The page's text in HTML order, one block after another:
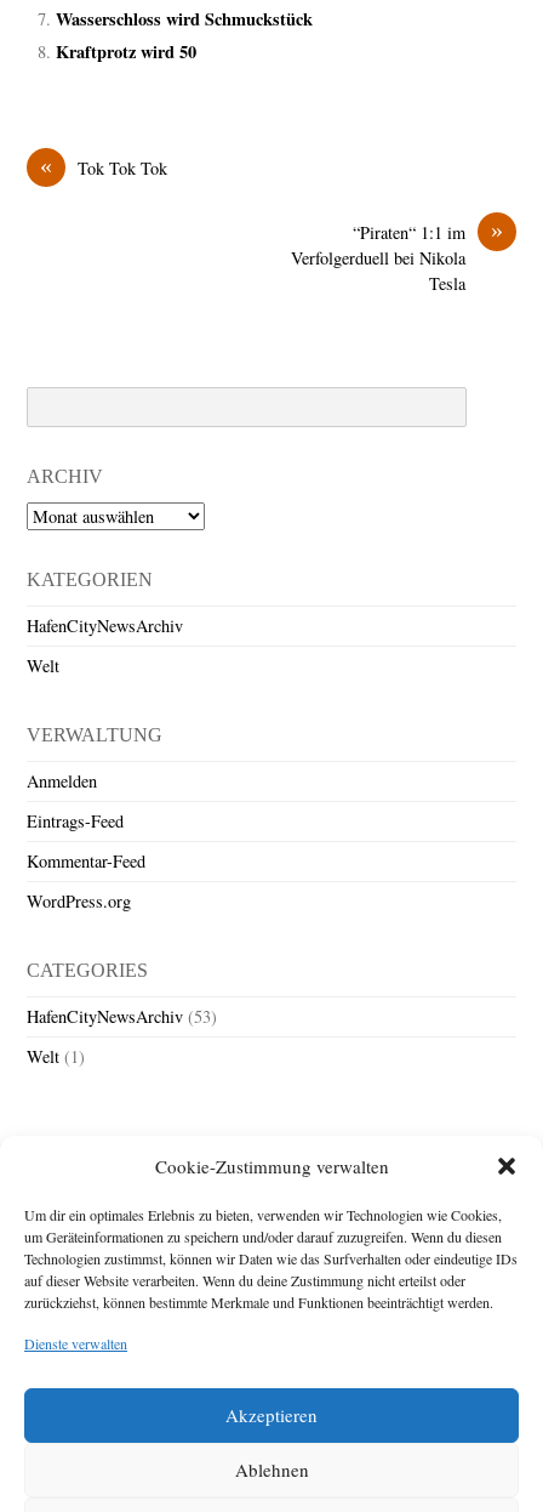
Cookie-Zustimmung verwalten
Um dir ein optimales Erlebnis zu bieten, verwenden wir Technologien wie Cookies,
um Geräteinformationen zu speichern und/oder darauf zuzugreifen. Wenn du diesen
Technologien zustimmst, können wir Daten wie das Surfverhalten oder eindeutige IDs
auf dieser Website verarbeiten. Wenn du deine Zustimmung nicht erteilst oder
zurückziehst, können bestimmte Merkmale und Funktionen beeinträchtigt werden.
Dienste verwalten
Akzeptieren
Ablehnen
Wasserschloss wird Schmuckstück
Kraftprotz wird 50
« Tok Tok Tok
»
“Piraten“ 1:1 im
Verfolgerduell bei Nikola
Tesla
ARCHIV
Archiv
KATEGORIEN
HafenCityNewsArchiv
Welt
VERWALTUNG
Anmelden
Eintrags-Feed
Kommentar-Feed
WordPress.org
CATEGORIES
HafenCityNewsArchiv (53)
Welt (1)
Impressum
Michael Baden,
Diese Webseite stellt
zehn Jahre der